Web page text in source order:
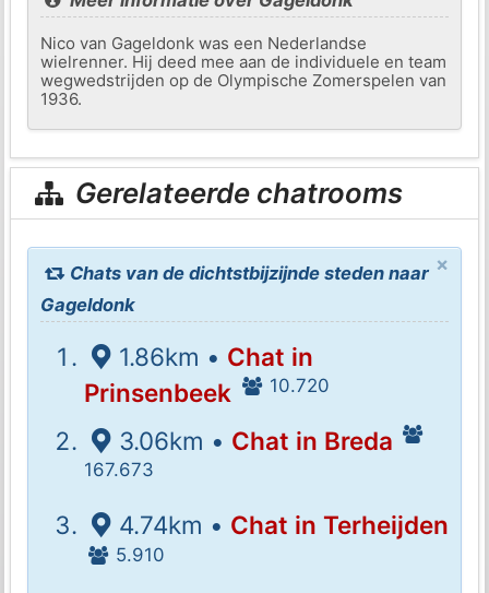
Nico van Gageldonk was een Nederlandse
wielrenner. Hij deed mee aan de individuele en team
wegwedstrijden op de Olympische Zomerspelen van
1936.
Gerelateerde chatrooms
×
Chats van de dichtstbijzijnde steden naar
Gageldonk
1.86km • Chat in
Prinsenbeek
10.720
3.06km • Chat in Breda
167.673
4.74km • Chat in Terheijden
5.910